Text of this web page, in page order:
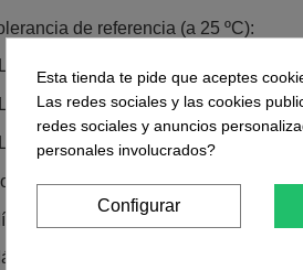
de referencia (a 25 ºC):
±0,4–0,5%.
±1%.
estándar: ±2%.
de cátodo:
para regulación: ≈0,5–1 mA.
continua: 100–150 mA según
Esta tienda te pide que aceptes
Las redes sociales y las cookies
redes sociales y anuncios
personales involucrados?
Configurar